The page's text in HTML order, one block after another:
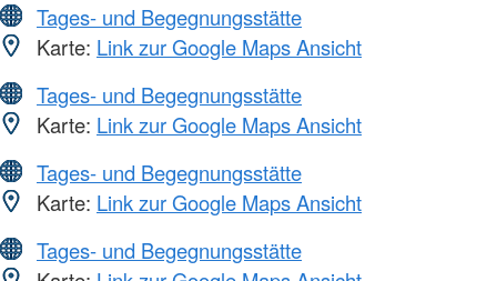
Tages- und Begegnungsstätte
Karte: Link zur Google Maps Ansicht
Tages- und Begegnungsstätte
Karte: Link zur Google Maps Ansicht
Tages- und Begegnungsstätte
Karte: Link zur Google Maps Ansicht
Tages- und Begegnungsstätte